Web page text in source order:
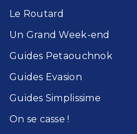
Le Routard​
Un Grand Week-end​
Guides Petaouchnok​
Guides Evasion​
Guides Simplissime​
On se casse !​